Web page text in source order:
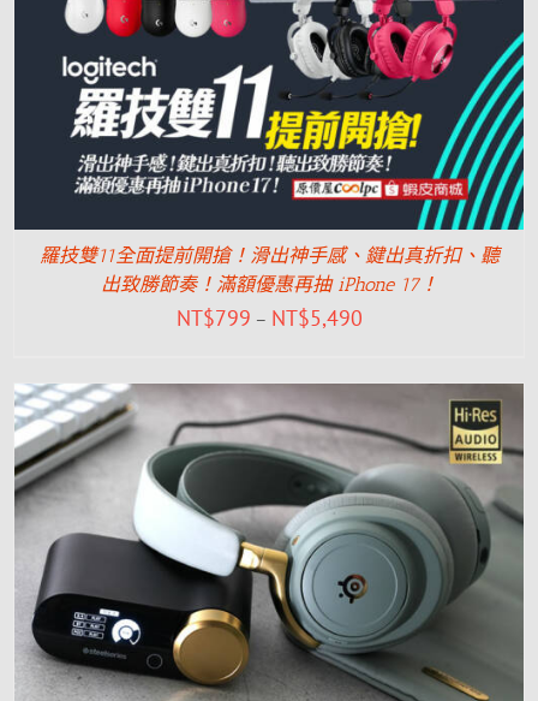
羅技雙11全面提前開搶！滑出神手感、鍵出真折扣、聽
出致勝節奏！滿額優惠再抽 iPhone 17！
NT$799 – NT$5,490